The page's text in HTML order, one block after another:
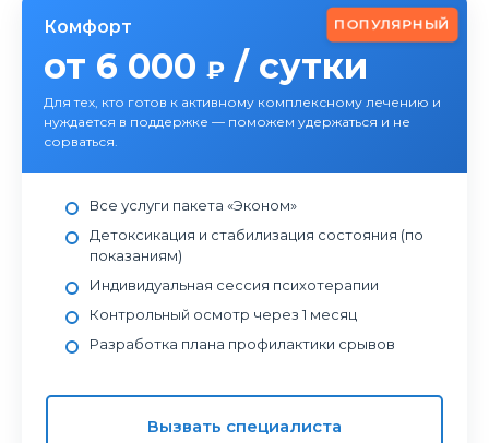
ПОПУЛЯРНЫЙ
Комфорт
от 6 000 ₽ / сутки
Для тех, кто готов к активному комплексному лечению и
нуждается в поддержке — поможем удержаться и не
сорваться.
Все услуги пакета «Эконом»
Детоксикация и стабилизация состояния (по
показаниям)
Индивидуальная сессия психотерапии
Контрольный осмотр через 1 месяц
Разработка плана профилактики срывов
Вызвать специалиста